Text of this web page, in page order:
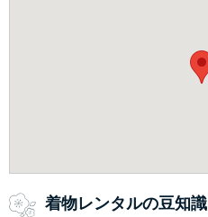
着物レンタルの豆知識